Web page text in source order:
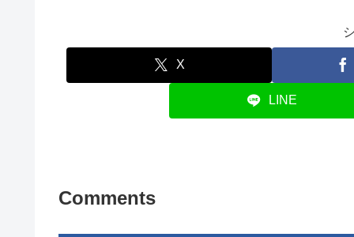
X
LINE
Comments